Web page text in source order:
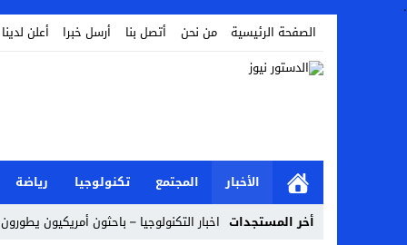
.
الصفحة الرئيسية
من نحن أتصل بنا أرسل خبرا أعلن لدينا
الأخبار المجتمع تكنولوجيا رياضة
أخر المستجدات اخبار التكنولوجيا – باحثون أمريكيون